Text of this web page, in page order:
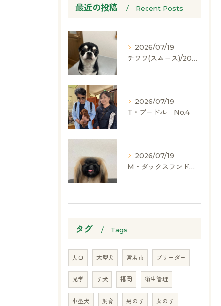
最近の投稿 Recent Posts
2026/07/19
チワワ(スムース)/2024.05.06/男の子/60,000(税別)
2026/07/19
T・プードル No.4
2026/07/19
M・ダックスフンド、ヨークシャーテリア、ペキニーズ、ポメラニアン
タグ Tags
人口 大型犬 宮若市 ブリーダー
見学 子犬 福岡 衛生管理
小型犬 飼育 男の子 女の子